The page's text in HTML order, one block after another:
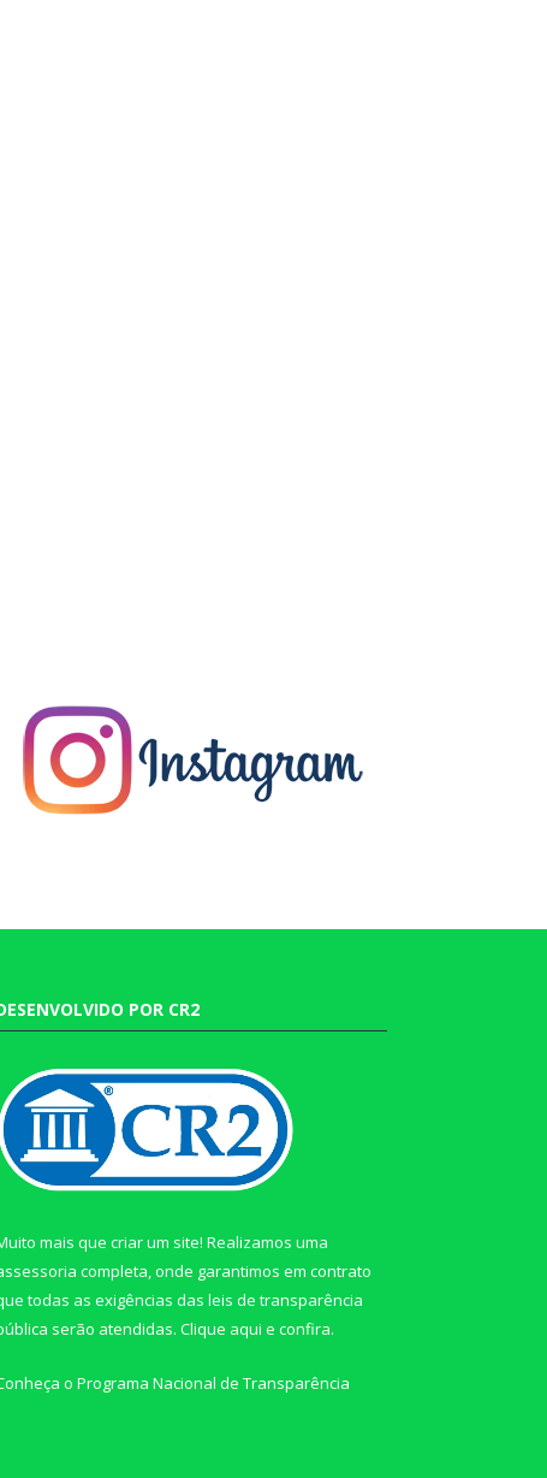
POR CR2
mais que criar um site! Realizamos uma
completa, onde garantimos em contrato
todas as exigências das leis de transparência
serão atendidas. Clique aqui e confira.
o Programa Nacional de Transparência